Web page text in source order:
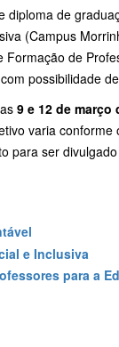
de
(Campus
de
possibilidade
9 e 12 de março
varia
para ser
e Inclusiva
para a